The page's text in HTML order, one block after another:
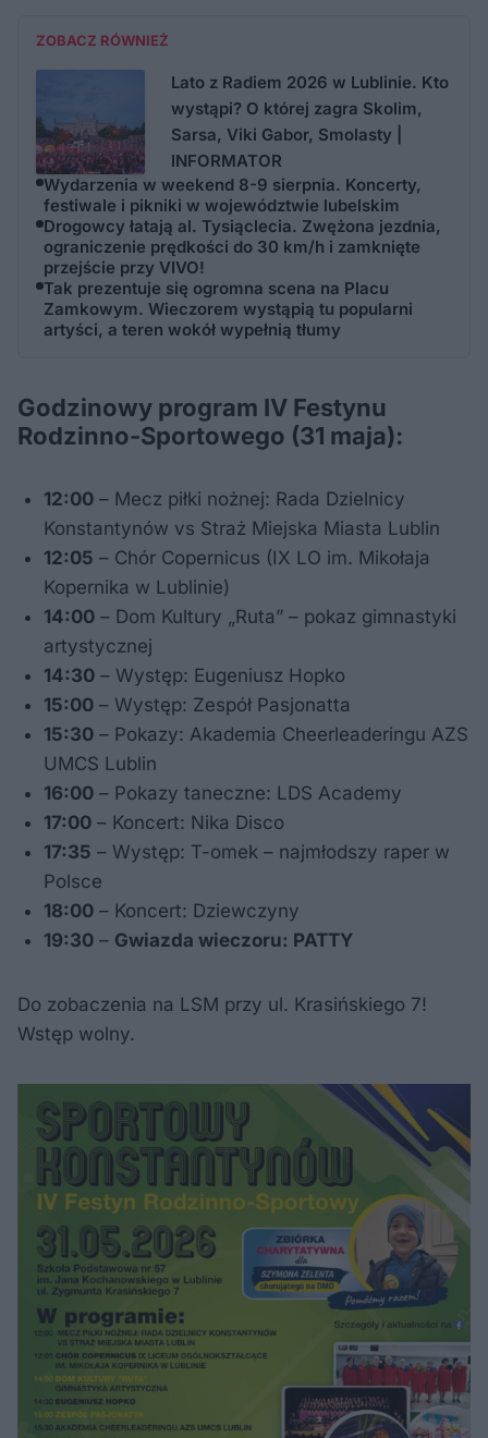
ZOBACZ RÓWNIEŻ
Lato z Radiem 2026 w Lublinie. Kto
wystąpi? O której zagra Skolim,
Sarsa, Viki Gabor, Smolasty |
INFORMATOR
Wydarzenia w weekend 8-9 sierpnia. Koncerty,
festiwale i pikniki w województwie lubelskim
Drogowcy łatają al. Tysiąclecia. Zwężona jezdnia,
ograniczenie prędkości do 30 km/h i zamknięte
przejście przy VIVO!
Tak prezentuje się ogromna scena na Placu
Zamkowym. Wieczorem wystąpią tu popularni
artyści, a teren wokół wypełnią tłumy
Godzinowy program IV Festynu
Rodzinno-Sportowego (31 maja):
12:00 – Mecz piłki nożnej: Rada Dzielnicy
Konstantynów vs Straż Miejska Miasta Lublin
12:05 – Chór Copernicus (IX LO im. Mikołaja
Kopernika w Lublinie)
14:00 – Dom Kultury „Ruta” – pokaz gimnastyki
artystycznej
14:30 – Występ: Eugeniusz Hopko
15:00 – Występ: Zespół Pasjonatta
15:30 – Pokazy: Akademia Cheerleaderingu AZS
UMCS Lublin
16:00 – Pokazy taneczne: LDS Academy
17:00 – Koncert: Nika Disco
17:35 – Występ: T-omek – najmłodszy raper w
Polsce
18:00 – Koncert: Dziewczyny
19:30 – Gwiazda wieczoru: PATTY
Do zobaczenia na LSM przy ul. Krasińskiego 7!
Wstęp wolny.